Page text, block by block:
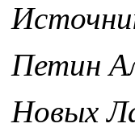
Петин
Новых